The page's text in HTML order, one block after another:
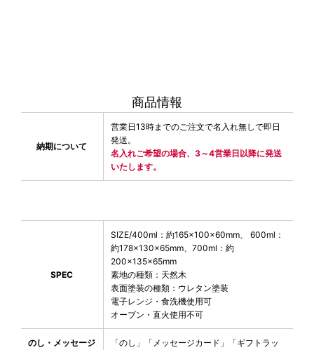
商品情報
納期について
営業日13時までのご注文で名入れ無しで即日
発送。
名入れご希望の場合、3～4営業日以降に発送
いたします。
SPEC
SIZE/400ml：約165×100×60mm、 600ml：
約178×130×65mm、700ml：約
200×135×65mm
素地の種類：天然木
表面塗装の種類：ウレタン塗装
電子レンジ・食洗機使用可
オーブン・直火使用不可
のし・メッセージ
「のし」「メッセージカード」「ギフトラッ